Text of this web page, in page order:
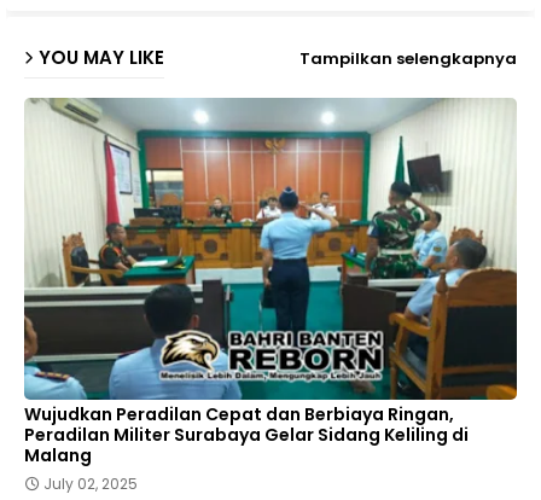
p
YOU MAY LIKE Tampilkan selengkapnya
Wujudkan Peradilan Cepat dan Berbiaya Ringan,
Peradilan Militer Surabaya Gelar Sidang Keliling di
Malang
July 02, 2025